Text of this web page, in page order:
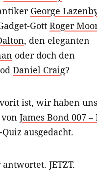
George
Gott Roger
, den eleganten
oder doch den
Daniel Craig?
ist, wir haben uns
James Bond 007 –
ausgedacht.
JETZT.